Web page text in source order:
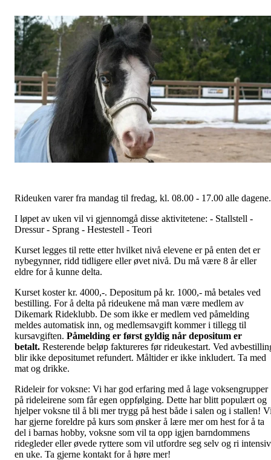
Rideuken varer fra mandag til fredag, kl. 08.00 - 17.00 alle dagene.
I løpet av uken vil vi gjennomgå disse aktivitetene: - Stallstell -
Dressur - Sprang - Hestestell - Teori
Kurset legges til rette etter hvilket nivå elevene er på enten det er
nybegynner, ridd tidligere eller øvet nivå. Du må være 8 år eller
eldre for å kunne delta.
Kurset koster kr. 4000,-. Depositum på kr. 1000,- må betales ved
bestilling. For å delta på rideukene må man være medlem av
Dikemark Rideklubb. De som ikke er medlem ved påmelding
meldes automatisk inn, og medlemsavgift kommer i tillegg til
kursavgiften. Påmelding er først gyldig når depositum er
betalt. Resterende beløp faktureres før rideukestart. Ved
blir ikke depositumet refundert. Måltider er ikke inkludert. Ta med
mat og drikke.
Rideleir for voksne: Vi har god erfaring med å lage voksengrupper
på rideleirene som får egen oppfølging. Dette har blitt populært og
hjelper voksne til å bli mer trygg på hest både i salen og i stallen!
har gjerne foreldre på kurs som ønsker å lære mer om hest for å ta
del i barnas hobby, voksne som vil ta opp igjen barndommens
ridegleder eller øvede ryttere som vil utfordre seg selv og ri
en uke. Ta gjerne kontakt for å høre mer!